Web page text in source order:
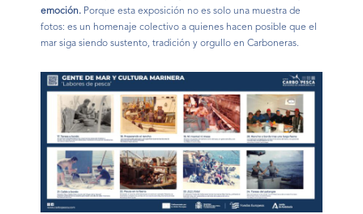
emoción. Porque esta exposición no es solo una muestra de
fotos: es un homenaje colectivo a quienes hacen posible que el
mar siga siendo sustento, tradición y orgullo en Carboneras.